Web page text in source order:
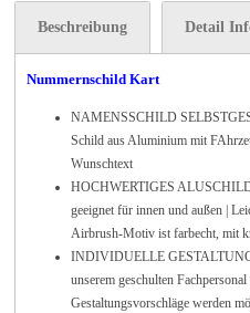
Beschreibung Detail
Nummernschild Kart
NAMENSSCHILD
Schild aus Aluminium mit
Wunschtext
HOCHWERTIGES
geeignet für innen und außen |
Airbrush-Motiv ist farbecht, mit
INDIVIDUELLE
unserem geschulten
Gestaltungsvorschläge werden